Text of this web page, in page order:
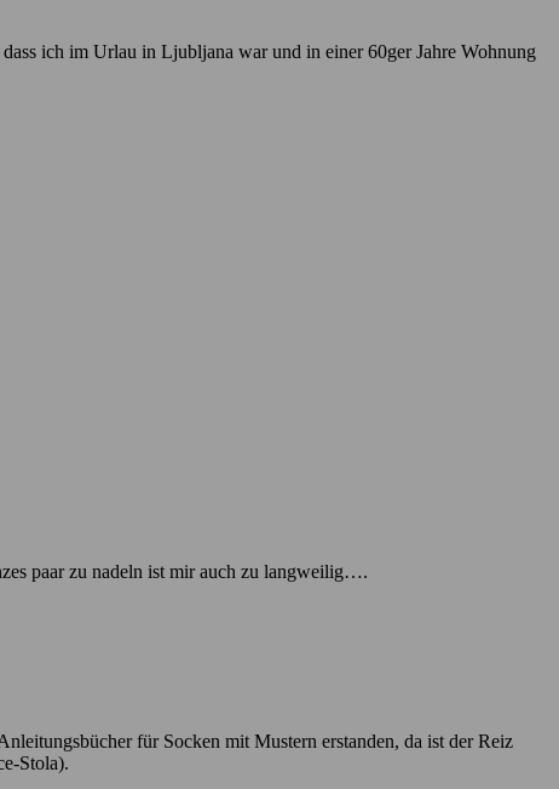
ich im Urlau in Ljubljana war und in einer 60ger Jahre Wohnung
paar zu nadeln ist mir auch zu langweilig….
für Socken mit Mustern erstanden, da ist der Reiz
Stola).